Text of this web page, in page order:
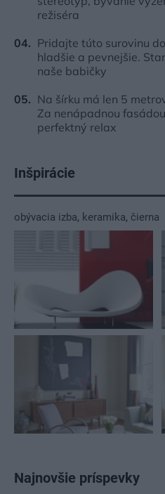
režiséra
Pridajte túto surovinu
hladšie a pevnejšie.
naše babičky
Na šírku má len 5
Za nenápadnou
perfektný relax
Inšpirácie
obývacia izba, keramika, čierna
Najnovšie príspevky